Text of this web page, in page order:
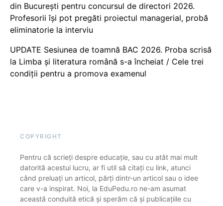
din București pentru concursul de directori 2026.
Profesorii își pot pregăti proiectul managerial, probă
eliminatorie la interviu
UPDATE Sesiunea de toamnă BAC 2026. Proba scrisă
la Limba și literatura română s-a încheiat / Cele trei
condiții pentru a promova examenul
COPYRIGHT
Pentru că scrieți despre educație, sau cu atât mai mult
datorită acestui lucru, ar fi util să citați cu link, atunci
când preluați un articol, părți dintr-un articol sau o idee
care v-a inspirat. Noi, la EduPedu.ro ne-am asumat
această conduită etică și sperăm că și publicațiile cu